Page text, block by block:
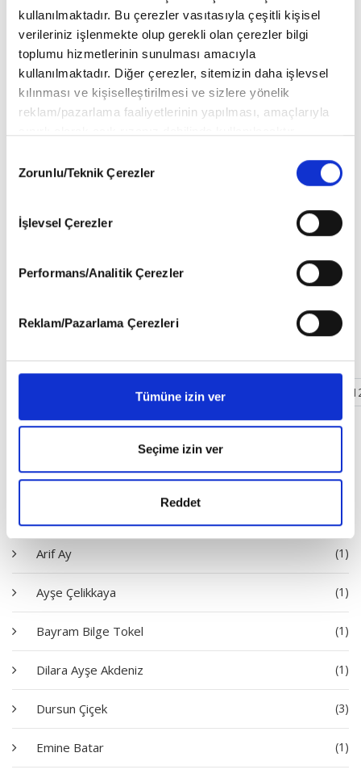
kullanılmaktadır. Bu çerezler vasıtasıyla çeşitli kişisel
verileriniz işlenmekte olup gerekli olan çerezler bilgi
toplumu hizmetlerinin sunulması amacıyla
kullanılmaktadır. Diğer çerezler, sitemizin daha işlevsel
kılınması ve kişiselleştirilmesi ve sizlere yönelik
reklam/pazarlama faaliyetlerinin yapılması, amaçlarıyla
vasıtasıyla belirleyebilirsiniz. Çerezlere ilişkin detaylı bilgi
Çerez Bilgilendirme
6698 sayılı Kişisel Verilerin Korunması Kanunu uyarınca
okumak ve sitemizi ziyaretiniz kapsamında
gerçekleştirilen veri işleme faaliyetleri ile ilgili daha
Selection
Zorunlu/Teknik Çerezler
İşlevsel Çerezler
Performans/Analitik Çerezler
Reklam/Pazarlama Çerezleri
Tümüne izin ver
Seçime izin ver
Reddet
Yazarlar
Ahmet Edip Başaran (1)
Arif Ay (1)
Ayşe Çelikkaya (1)
Bayram Bilge Tokel (1)
Dilara Ayşe Akdeniz (1)
Dursun Çiçek (3)
Emine Batar (1)
Sibel Eraslan: Ol İradesine Giriş
veya Bağlılık
Sibel Eraslan
5 6 7